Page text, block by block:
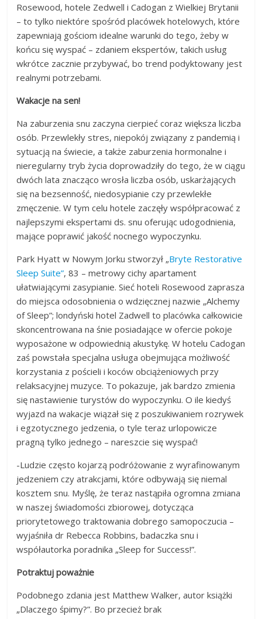
Rosewood, hotele Zedwell i Cadogan z Wielkiej Brytanii
– to tylko niektóre spośród placówek hotelowych, które
zapewniają gościom idealne warunki do tego, żeby w
końcu się wyspać – zdaniem ekspertów, takich usług
wkrótce zacznie przybywać, bo trend podyktowany jest
realnymi potrzebami.
Wakacje na sen!
Na zaburzenia snu zaczyna cierpieć coraz większa liczba
osób. Przewlekły stres, niepokój związany z pandemią i
sytuacją na świecie, a także zaburzenia hormonalne i
nieregularny tryb życia doprowadziły do tego, że w ciągu
dwóch lata znacząco wrosła liczba osób, uskarżających
się na bezsenność, niedosypianie czy przewlekłe
zmęczenie. W tym celu hotele zaczęły współpracować z
najlepszymi ekspertami ds. snu oferując udogodnienia,
mające poprawić jakość nocnego wypoczynku.
Park Hyatt w Nowym Jorku stworzył „Bryte Restorative
Sleep Suite”, 83 – metrowy cichy apartament
ułatwiającymi zasypianie. Sieć hoteli Rosewood zaprasza
do miejsca odosobnienia o wdzięcznej nazwie „Alchemy
of Sleep”; londyński hotel Zadwell to placówka całkowicie
skoncentrowana na śnie posiadające w ofercie pokoje
wyposażone w odpowiednią akustykę. W hotelu Cadogan
zaś powstała specjalna usługa obejmująca możliwość
korzystania z pościeli i koców obciążeniowych przy
relaksacyjnej muzyce. To pokazuje, jak bardzo zmienia
się nastawienie turystów do wypoczynku. O ile kiedyś
wyjazd na wakacje wiązał się z poszukiwaniem rozrywek
i egzotycznego jedzenia, o tyle teraz urlopowicze
pragną tylko jednego – nareszcie się wyspać!
-Ludzie często kojarzą podróżowanie z wyrafinowanym
jedzeniem czy atrakcjami, które odbywają się niemal
kosztem snu. Myślę, że teraz nastąpiła ogromna zmiana
w naszej świadomości zbiorowej, dotycząca
priorytetowego traktowania dobrego samopoczucia –
wyjaśniła dr Rebecca Robbins, badaczka snu i
współautorka poradnika „Sleep for Success!”.
Potraktuj poważnie
Podobnego zdania jest Matthew Walker, autor książki
„Dlaczego śpimy?”. Bo przecież brak